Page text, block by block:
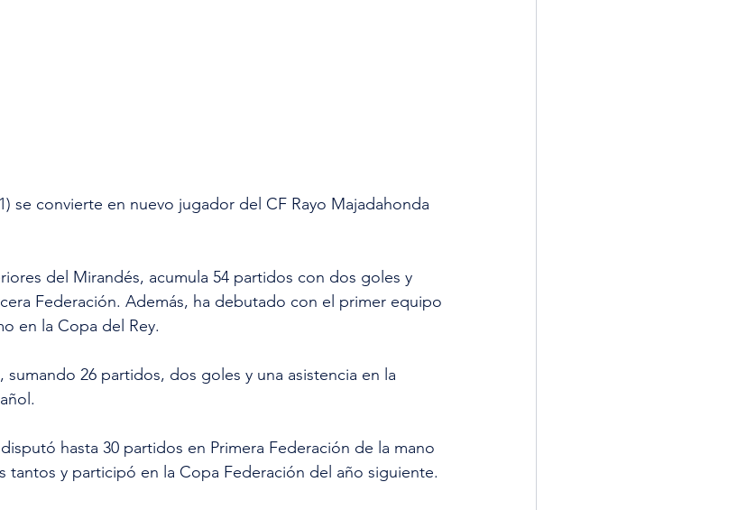
se convierte en nuevo jugador del CF Rayo Majadahonda
del Mirandés, acumula 54 partidos con dos goles y
Federación. Además, ha debutado con el primer equipo
en la Copa del Rey.
sumando 26 partidos, dos goles y una asistencia en la
hasta 30 partidos en Primera Federación de la mano
tantos y participó en la Copa Federación del año siguiente.